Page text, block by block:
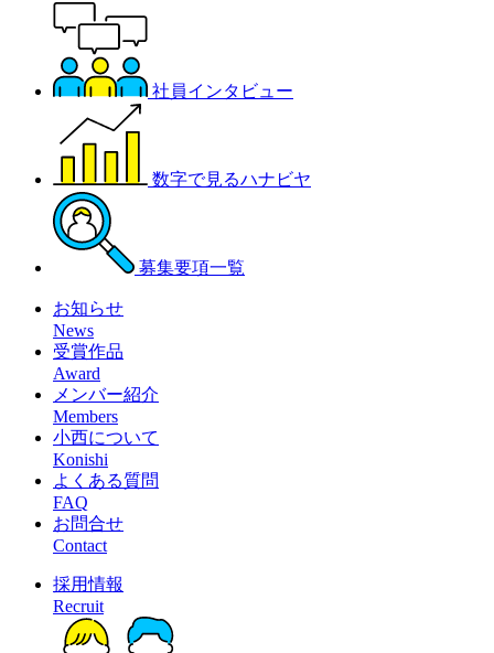
社員インタビュー
数字で見るハナビヤ
募集要項一覧
お知らせ
News
受賞作品
Award
メンバー紹介
Members
小西について
Konishi
よくある質問
FAQ
お問合せ
Contact
採用情報
Recruit